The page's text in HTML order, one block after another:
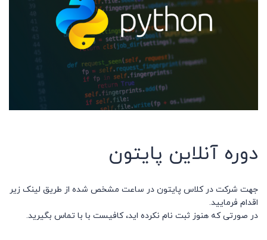
دوره آنلاین پایتون
جهت شرکت در کلاس پایتون در ساعت مشخص شده از طریق لینک زیر
اقدام فرمایید.
در صورتی که هنوز ثبت نام نکرده اید، کافیست با با تماس بگیرید.